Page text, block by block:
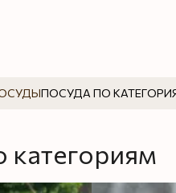
ПОСУДА ПО
категориям